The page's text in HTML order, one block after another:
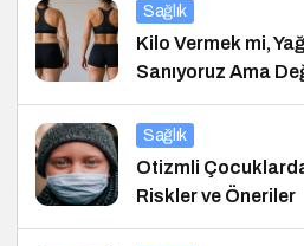
Sağlık
Kilo Vermek mi,
Sanıyoruz Ama
Sağlık
Otizmli
Riskler ve Öneriler